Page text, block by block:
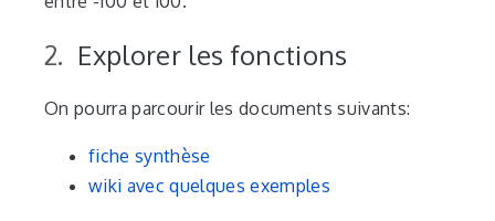
Explorer les fonctions
On pourra parcourir les documents suivants:
fiche synthèse
wiki avec quelques exemples